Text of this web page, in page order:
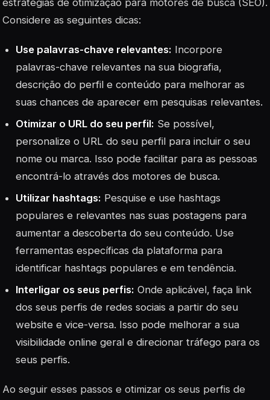
Considere as seguintes dicas:
Use palavras-chave relevantes: Incorpore
palavras-chave relevantes na sua biografia,
descrição do perfil e conteúdo para melhorar as
suas chances de aparecer em pesquisas relevantes.
Otimizar o URL do seu perfil: Se possível,
personalize o URL do seu perfil para incluir o seu
nome ou marca. Isso pode facilitar para as pessoas
encontrá-lo através dos motores de busca.
Utilizar hashtags: Pesquise e use hashtags
populares e relevantes nas suas postagens para
aumentar a descoberta do seu conteúdo. Use
ferramentas específicas da plataforma para
identificar hashtags populares e em tendência.
Interligar os seus perfis: Onde aplicável, faça link
dos seus perfis de redes sociais a partir do seu
website e vice-versa. Isso pode melhorar a sua
visibilidade online geral e direcionar tráfego para os
seus perfis.
Ao seguir esses passos e otimizar os seus perfis de